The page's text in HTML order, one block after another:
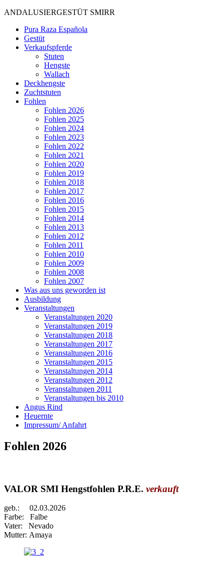
ANDALUSIERGESTÜT SMIRR
Pura Raza Española
Gestüt
Verkaufspferde
Stuten
Hengste
Wallach
Deckhengste
Zuchtstuten
Fohlen
Fohlen 2026
Fohlen 2025
Fohlen 2024
Fohlen 2023
Fohlen 2022
Fohlen 2021
Fohlen 2020
Fohlen 2019
Fohlen 2018
Fohlen 2017
Fohlen 2016
Fohlen 2015
Fohlen 2014
Fohlen 2013
Fohlen 2012
Fohlen 2011
Fohlen 2010
Fohlen 2009
Fohlen 2008
Fohlen 2007
Was aus uns geworden ist
Ausbildung
Veranstaltungen
Veranstaltungen 2020
Veranstaltungen 2019
Veranstaltungen 2018
Veranstaltungen 2017
Veranstaltungen 2016
Veranstaltungen 2015
Veranstaltungen 2014
Veranstaltungen 2012
Veranstaltungen 2011
Veranstaltungen bis 2010
Angus Rind
Heuernte
Impressum/ Anfahrt
Fohlen 2026
VALOR SMI Hengstfohlen P.R.E. verkauft
geb.: 02.03.2026
Farbe: Falbe
Vater: Nevado
Mutter: Amaya